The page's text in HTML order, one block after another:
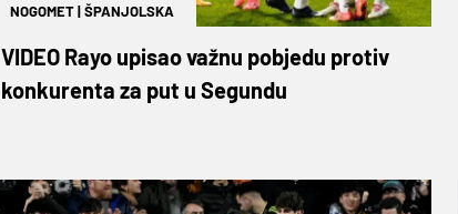
NOGOMET|ŠPANJOLSKA
VIDEO Rayo upisao važnu pobjedu protiv
konkurenta za put u Segundu